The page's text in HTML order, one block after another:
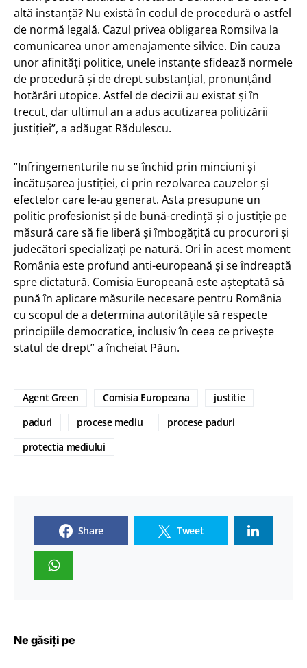
altă instanță? Nu există în codul de procedură o astfel
de normă legală. Cazul privea obligarea Romsilva la
comunicarea unor amenajamente silvice. Din cauza
unor afinități politice, unele instanțe sfidează normele
de procedură și de drept substanțial, pronunțând
hotărâri utopice. Astfel de decizii au existat și în
trecut, dar ultimul an a adus acutizarea politizării
justiției”, a adăugat Rădulescu.
“Infringementurile nu se închid prin minciuni și
încătușarea justiției, ci prin rezolvarea cauzelor și
efectelor care le-au generat. Asta presupune un
politic profesionist și de bună-credință și o justiție pe
măsură care să fie liberă și îmbogățită cu procurori și
judecători specializați pe natură. Ori în acest moment
România este profund anti-europeană și se îndreaptă
spre dictatură. Comisia Europeană este așteptată să
pună în aplicare măsurile necesare pentru România
cu scopul de a determina autoritățile să respecte
principiile democratice, inclusiv în ceea ce privește
statul de drept” a încheiat Păun.
Agent Green Comisia Europeana
justitie
paduri
procese mediu
procese paduri
protectia mediului
Share Tweet
Ne găsiți pe